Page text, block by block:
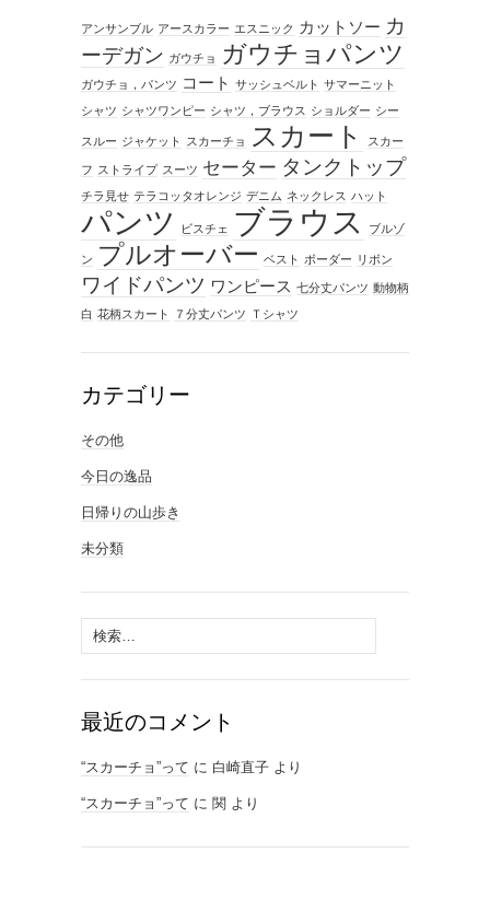
アンサンブル アースカラー エスニック カットソー カ
ーデガン ガウチョ ガウチョパンツ
ガウチョ，パンツ コート サッシュベルト サマーニット
シャツ シャツワンピー シャツ，ブラウス ショルダー シー
スルー ジャケット スカーチョ スカート スカー
フ ストライプ スーツ セーター タンクトップ
チラ見せ テラコッタオレンジ デニム ネックレス ハット
パンツ ビスチェ ブラウス ブルゾ
ン プルオーバー ベスト ボーダー リボン
ワイドパンツ ワンピース 七分丈パンツ 動物柄
白 花柄スカート ７分丈パンツ Ｔシャツ
カテゴリー
その他
今日の逸品
日帰りの山歩き
未分類
検
索:
最近のコメント
“スカーチョ”って に 白崎直子 より
“スカーチョ”って に 関 より